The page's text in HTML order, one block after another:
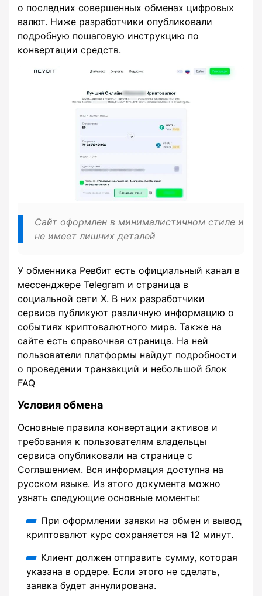
о последних совершенных обменах цифровых
валют. Ниже разработчики опубликовали
подробную пошаговую инструкцию по
конвертации средств.
Сайт оформлен в минималистичном стиле и
не имеет лишних деталей
У обменника Ревбит есть официальный канал в
мессенджере Telegram и страница в
социальной сети X. В них разработчики
сервиса публикуют различную информацию о
событиях криптовалютного мира. Также на
сайте есть справочная страница. На ней
пользователи платформы найдут подробности
о проведении транзакций и небольшой блок
FAQ
Условия обмена
Основные правила конвертации активов и
требования к пользователям владельцы
сервиса опубликовали на странице с
Соглашением. Вся информация доступна на
русском языке. Из этого документа можно
узнать следующие основные моменты:
При оформлении заявки на обмен и вывод
криптовалют курс сохраняется на 12 минут.
Клиент должен отправить сумму, которая
указана в ордере. Если этого не сделать,
заявка будет аннулирована.